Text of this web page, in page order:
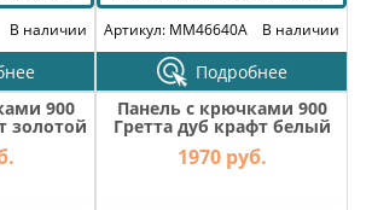
В наличии
Артикул: MM46640A
В наличии
Подробнее
900
золотой
Панель с крючками 900
Гретта дуб крафт белый
1970 руб.